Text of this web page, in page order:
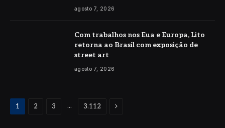
agosto 7, 2026
Com trabalhos nos Eua e Europa, Lito
retorna ao Brasil com exposição de
street art
agosto 7, 2026
1 2 3 ... 3.112 Proximo